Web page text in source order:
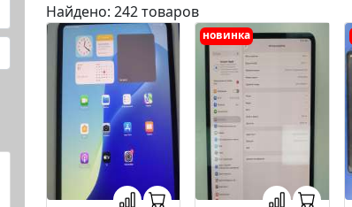
Найдено: 242 товаров
новинка